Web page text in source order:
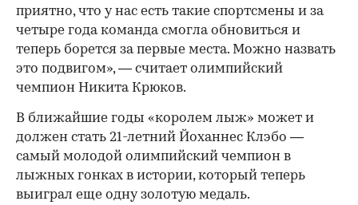
приятно, что у нас есть такие спортсмены и за
четыре года команда смогла обновиться и
теперь борется за первые места. Можно назвать
это подвигом», — считает олимпийский
чемпион Никита Крюков.
В ближайшие годы «королем лыж» может и
должен стать 21-летний Йоханнес Клэбо —
самый молодой олимпийский чемпион в
лыжных гонках в истории, который теперь
выиграл еще одну золотую медаль.